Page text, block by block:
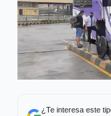
¿Te interesa este